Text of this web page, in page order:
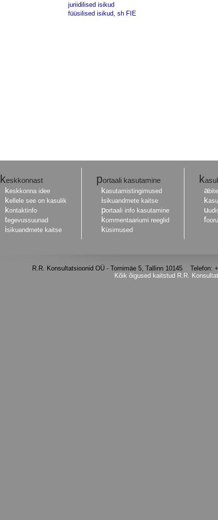
juriidilised isikud
füüsilised isikud, sh FIE
keskkonnast
keskkonna idee
kellele see on kasulik
kontaktinfo
tegevussuunad
isikuandmete kaitse
portaali kasutamine
kasutamistingimused
isikuandmete kaitse
portaali info kasutamine
kommentaariumi reeglid
küsimused
k
a
k
u
f
R.R. Konsultatsioonid OÜ - Tornimäe 5, Tallinn 10145
Kõik õigused kaitstud R.R.